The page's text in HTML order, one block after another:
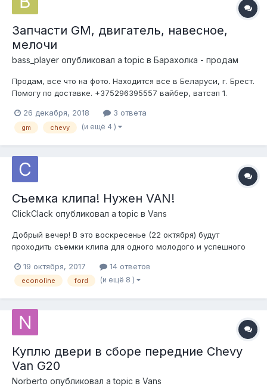
Запчасти GM, двигатель, навесное,
мелочи
bass_player опубликовал a topic в Барахолка - продам
Продам, все что на фото. Находится все в Беларуси, г. Брест.
Помогу по доставке. +375296395557 вайбер, ватсап 1.
Блок под шлифовку, нет поршней
https://pp.userapi.com/c636928/v636928391/30a3e/kB13Hk3yOl
26 декабря, 2018 3 ответа
gm chevy (и ещё 4 )
Съемка клипа! Нужен VAN!
ClickClack опубликовал a topic в Vans
Добрый вечер! В это воскресенье (22 октября) будут
проходить съемки клипа для одного молодого и успешного
определнным причинам не могу назвать имя исполнителя), но
более подробную информацию готов предоставить по
19 октября, 2017 14 ответов
econoline ford (и ещё 8 )
Куплю двери в сборе передние Chevy
Van G20
Norberto опубликовал a topic в Vans